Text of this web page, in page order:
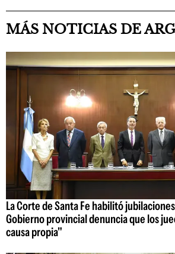
MÁS NOTICIAS DE
La Corte de Santa Fe habilitó
Gobierno provincial denuncia que los
causa propia"